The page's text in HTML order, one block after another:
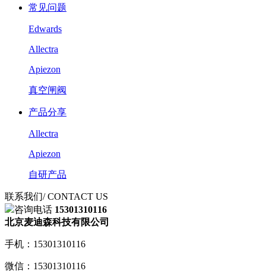
常见问题
Edwards
Allectra
Apiezon
真空闸阀
产品分享
Allectra
Apiezon
自研产品
联系我们/ CONTACT US
咨询电话 15301310116
北京麦迪森科技有限公司
手机：15301310116
微信：15301310116